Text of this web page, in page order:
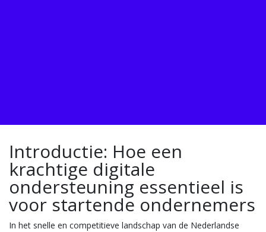
Introductie: Hoe een
krachtige digitale
ondersteuning essentieel is
voor startende ondernemers
In het snelle en competitieve landschap van de Nederlandse